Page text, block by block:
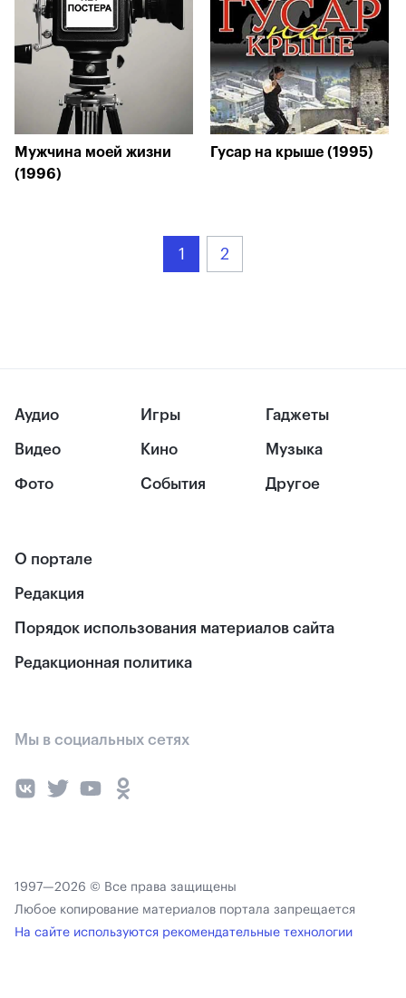
Мужчина моей жизни
(1996)
Гусар на крыше (1995)
1 2
Аудио
Видео
Фото
Игры
Кино
События
Гаджеты
Музыка
Другое
О портале
Редакция
Порядок использования материалов сайта
Редакционная политика
Мы в социальных сетях
1997—2026 © Все права защищены
Любое копирование материалов портала запрещается
На сайте используются рекомендательные технологии